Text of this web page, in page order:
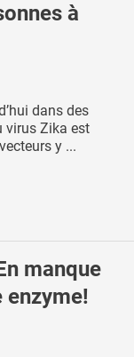
à
dans des
virus Zika est
y ...
manque
enzyme!